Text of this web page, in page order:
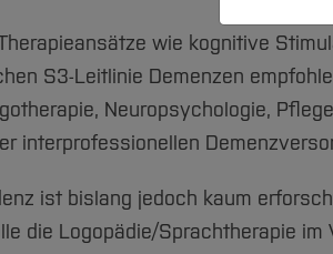
wie kognitive
S3-Leitlinie Demenzen
Neuropsychologie,
interprofessionellen
ist bislang jedoch kaum
die Logopädie/Sprachtherapie